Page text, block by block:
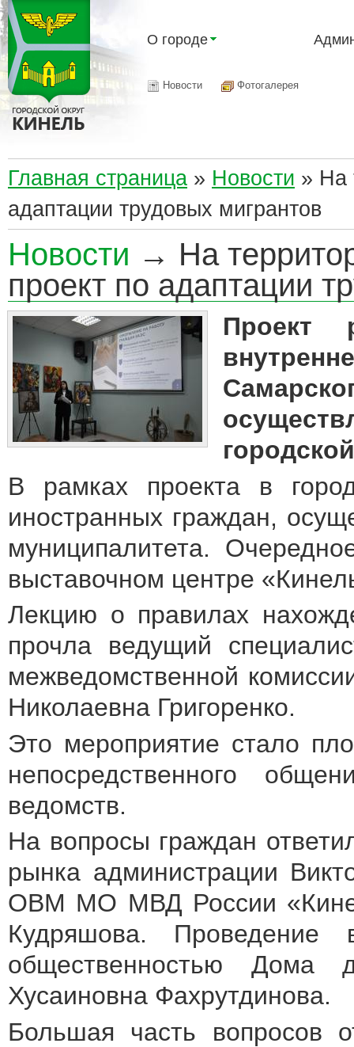
О городе
Новости Фотогалерея
Главная страница » Новости » На
адаптации трудовых мигрантов
Новости → На
проект по адаптации
Проект
В рамках проекта в
иностранных граждан,
муниципалитета.
выставочном центре
Лекцию о правилах
прочла ведущий
межведомственной
Николаевна Григоренко.
Это мероприятие стало
непосредственного
ведомств.
На вопросы граждан
рынка администрации
ОВМ МО МВД России
Кудряшова. Проведение
общественностью Дома
Хусаиновна Фахрутдинова.
Большая часть вопросов